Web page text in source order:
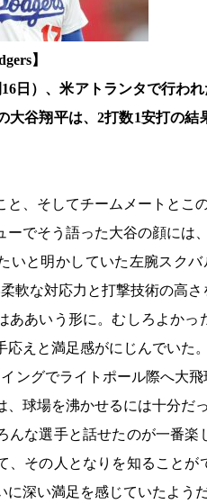
】
日）、米アトランタで行わ
大谷翔平は、2打数1安打の
と、そしてチームメートとこ
ーでそう語った大谷の顔には
いと明かしていた左腕スク
柔軟な対応力と打撃技術の高
ああいう形に。むしろよか
えと満足感がにじんでいた。
ングでライトポール際へ大
、球場を沸かせるには十分だっ
んな選手と話せたのが一番
、その人となりを知ること
に深い満足を感じていたようだ